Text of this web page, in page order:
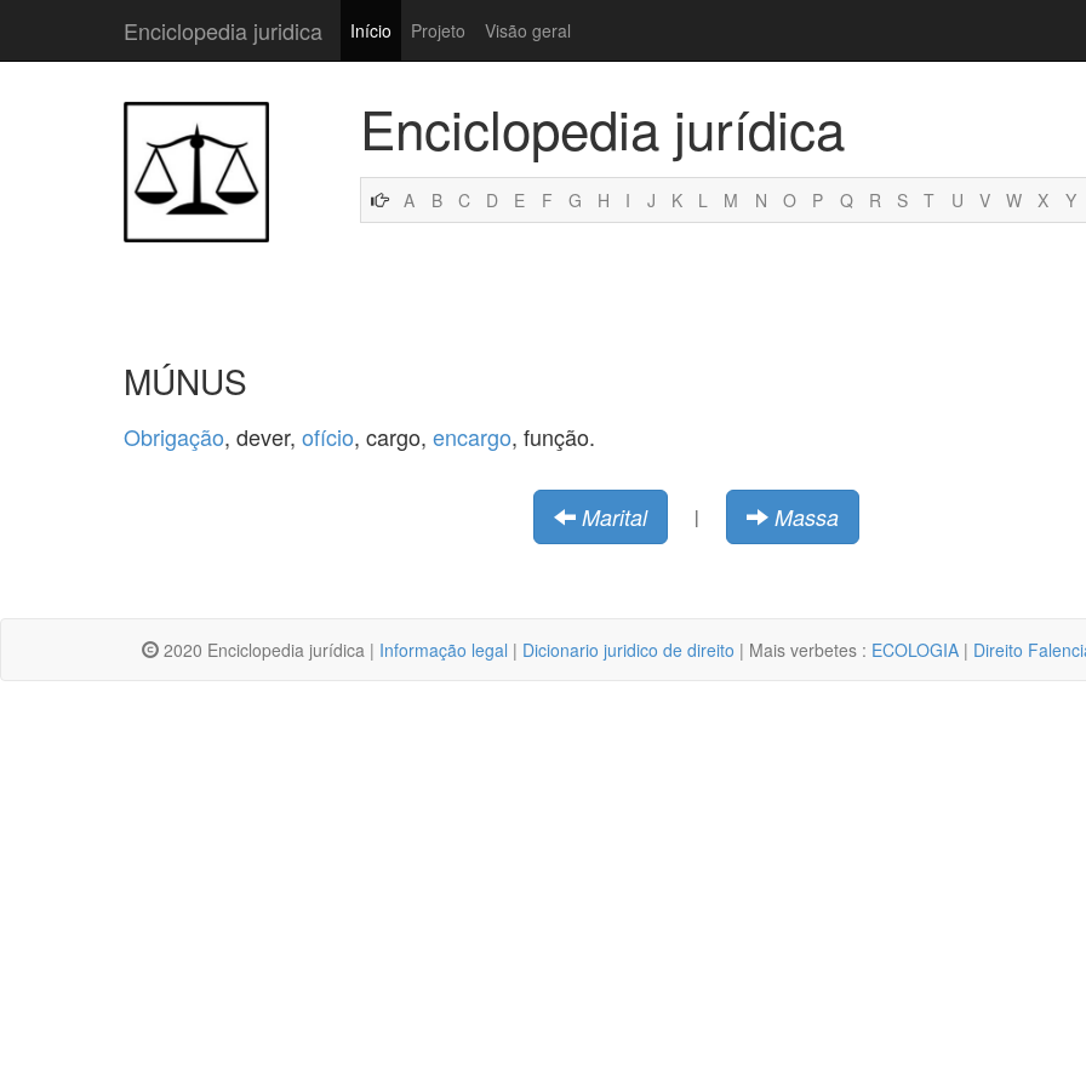
Enciclopedia juridica Início Projeto Visão geral
Enciclopedia jurídica
A B C D E F G H I J K L M N O P Q R S T U V W X Y
MÚNUS
Obrigação, dever, ofício, cargo, encargo, função.
Marital | Massa
2020 Enciclopedia jurídica | Informação legal | Dicionario juridico de direito | Mais verbetes : ECOLOGIA | Direito